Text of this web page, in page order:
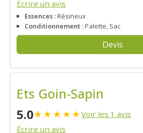
Écrire un avis
Essences :Résineux
Conditionnement :Palette, Sac
Devis
Ets Goin-Sapin
5.0★★★★★Voir les 1 avis
Écrire un avis